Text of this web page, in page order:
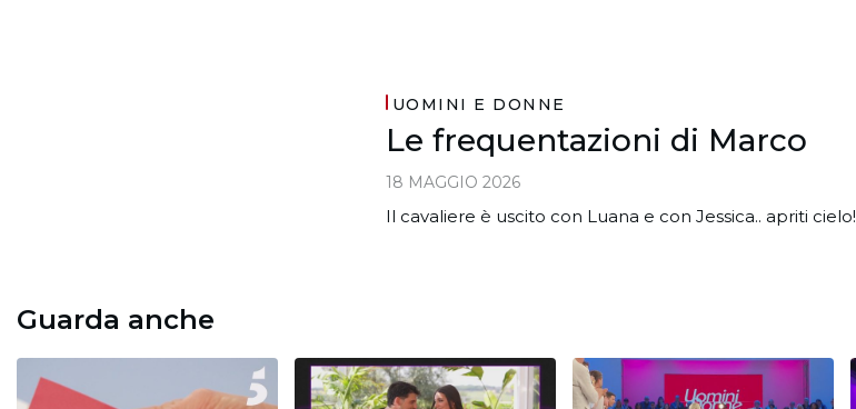
UOMINI E DONNE
Le frequentazioni di Marco
18 MAGGIO 2026
Il cavaliere è uscito con Luana e con Jessica.. apriti cielo!
Guarda anche